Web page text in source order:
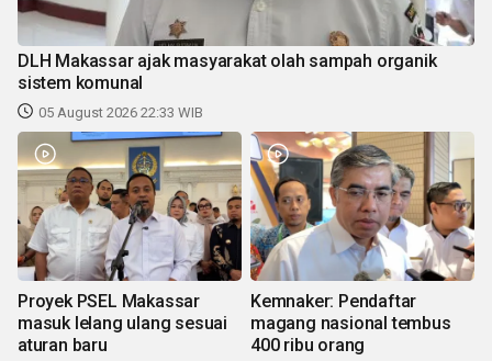
DLH Makassar ajak masyarakat olah sampah organik
sistem komunal
05 August 2026 22:33 WIB
Proyek PSEL Makassar
masuk lelang ulang sesuai
aturan baru
Kemnaker: Pendaftar
magang nasional tembus
400 ribu orang